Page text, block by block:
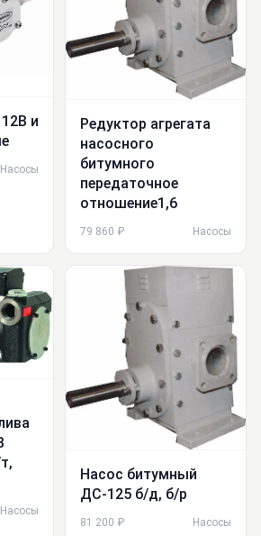
и
Насосы
Редуктор агрегата
насосного
битумного
передаточное
отношение1,6
79 860 ₽ Насосы
Насосы
Насос битумный
ДС-125 б/д, б/р
81 200 ₽ Насосы